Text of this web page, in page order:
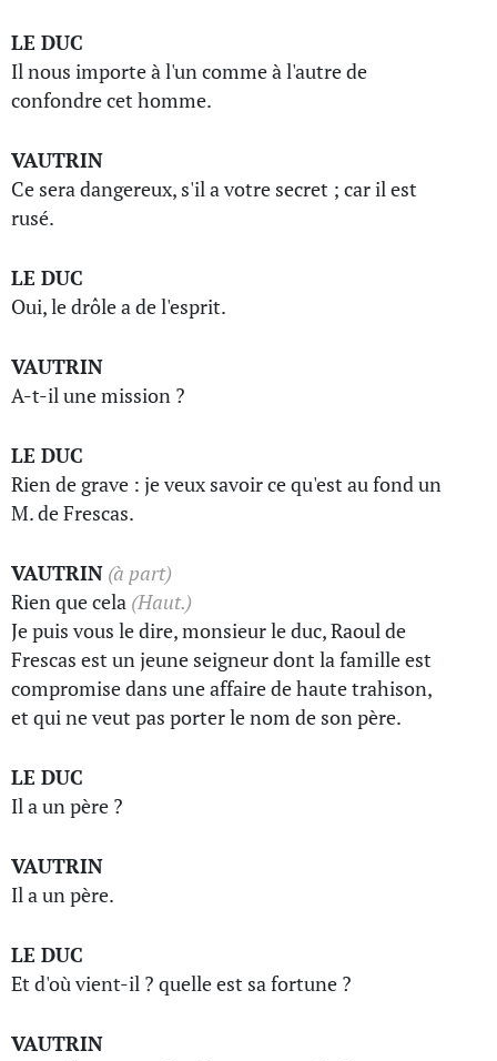
LE DUC
Il nous importe à l'un comme à l'autre de
confondre cet homme.
VAUTRIN
Ce sera dangereux, s'il a votre secret ; car il est
rusé.
LE DUC
Oui, le drôle a de l'esprit.
VAUTRIN
A-t-il une mission ?
LE DUC
Rien de grave : je veux savoir ce qu'est au fond un
M. de Frescas.
VAUTRIN (à part)
Rien que cela (Haut.)
Je puis vous le dire, monsieur le duc, Raoul de
Frescas est un jeune seigneur dont la famille est
compromise dans une affaire de haute trahison,
et qui ne veut pas porter le nom de son père.
LE DUC
Il a un père ?
VAUTRIN
Il a un père.
LE DUC
Et d'où vient-il ? quelle est sa fortune ?
VAUTRIN